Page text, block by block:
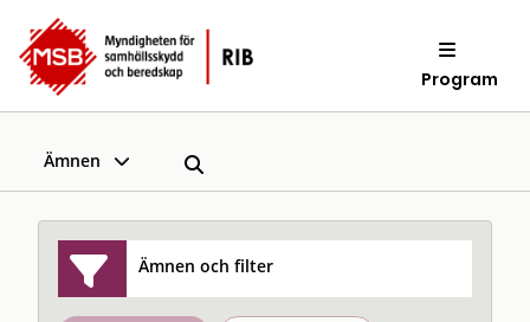
Program
Ämnen
Ämnen och filter